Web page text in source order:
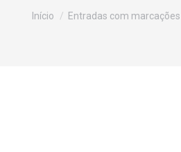
Você está aqui:
Início Entradas com